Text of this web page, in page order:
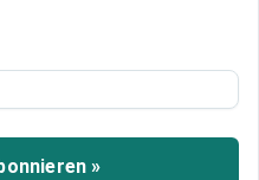
attackiert
»